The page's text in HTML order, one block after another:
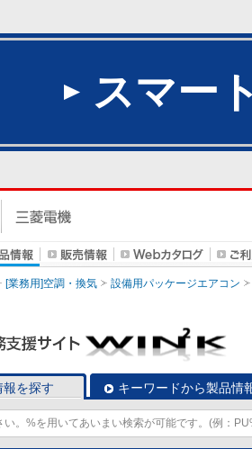
スマー
[業務用]空調・換気 設備用パッケージエアコン
を探す キーワードから製品情